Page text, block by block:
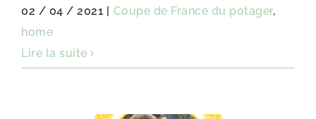
02 / 04 / 2021 | Coupe de France du potager,
home
Lire la suite